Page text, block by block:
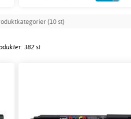
(10 st)
382 st